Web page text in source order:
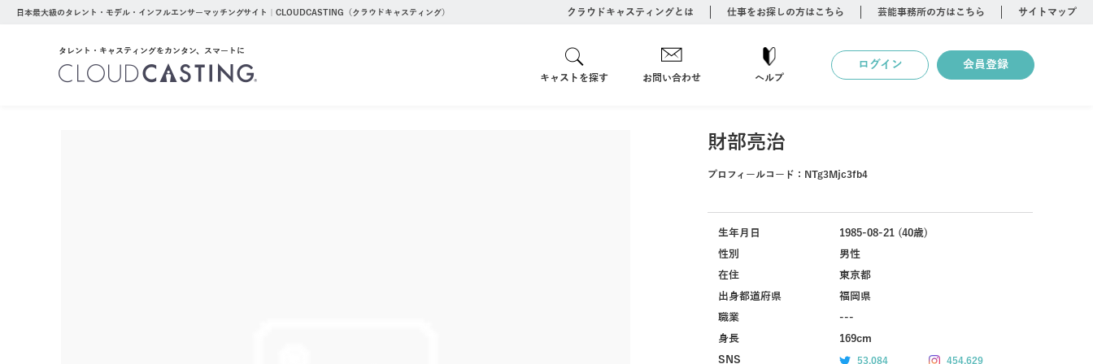
日本最大級のタレント・モデル・インフルエンサーマッチングサイト｜CLOUDCASTING（クラウドキャスティング） クラウドキャスティングとは 仕事をお探しの方はこちら 芸能事務所の方はこちら サイトマップ
タレント・キャスティングをカンタン、スマートに
キャストを探す お問い合わせ ヘルプ
ログイン 会員登録
財部亮治
プロフィールコード： NTg3Mjc3fb4
生年月日
1985-08-21 (40歳)
性別
男性
在住
東京都
出身都道府県
福岡県
職業
---
身長
169cm
SNS
53,084 454,629